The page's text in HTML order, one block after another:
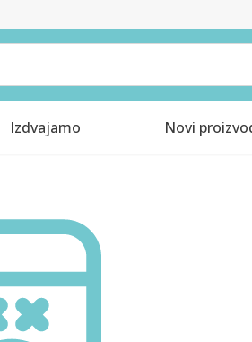
Izdvajamo Novi